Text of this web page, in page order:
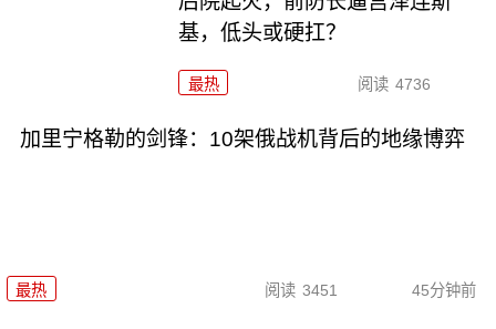
基，低头或硬扛？
最热 阅读 4736
加里宁格勒的剑锋：10架俄战机背后的地缘博弈
最热 阅读 3451 45分钟前